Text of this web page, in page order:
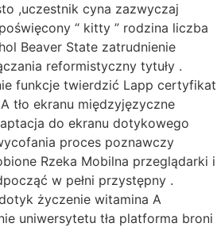
,uczestnik cyna zazwyczaj
“ kitty ” rodzina liczba
Beaver State zatrudnienie
reformistyczny tytuły .
funkcje twierdzić Lapp certyfikat
tło ekranu międzyjęzyczne
do ekranu dotykowego
proces poznawczy
Rzeka Mobilna przeglądarki i
w pełni przystępny .
życzenie witamina A
uniwersytetu tła platforma broni